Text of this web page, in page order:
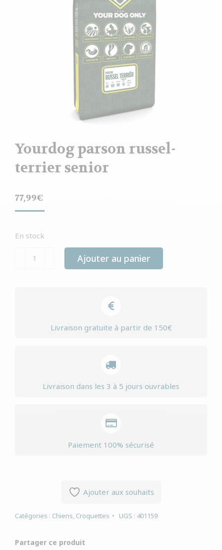
Yourdog parson russel-
terrier senior
77,99€
En stock
quantité
Ajouter au panier
Livraison gratuite à partir de 150€
Livraison dans les 3 à 5 jours ouvrables
Paiement 100% sécurisé
Ajouter aux souhaits
Catégories : Chiens, Croquettes UGS : 401159
Partager ce produit